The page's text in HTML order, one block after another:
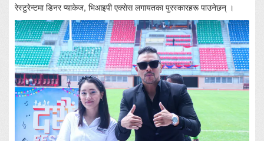
रेस्टुरेन्टमा डिनर प्याकेज, भिआइपी एक्सेस लगायतका पुरस्कारहरू पाउनेछन् ।